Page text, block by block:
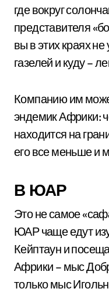
где вокруг
представителя
вы в этих краях не
газелей и куду –
Компанию им
эндемик Африки:
находится на
его все меньше и
В ЮАР
Это не самое
ЮАР чаще едут
Кейптаун и
Африки – мыс
только мыс